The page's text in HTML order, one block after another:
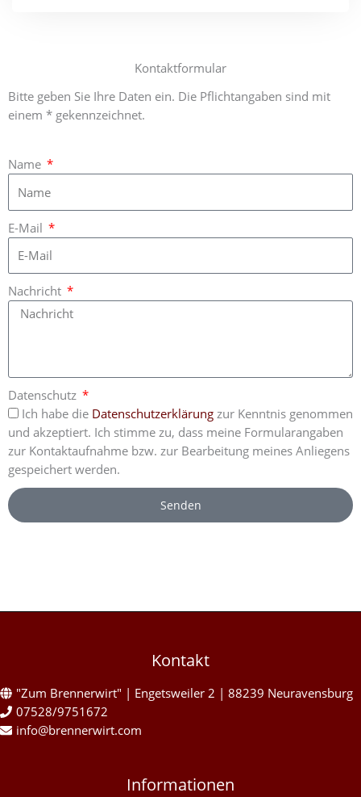
Kontaktformular
Bitte geben Sie Ihre Daten ein. Die Pflichtangaben sind mit
einem * gekennzeichnet.
Name
E-Mail
Nachricht
Datenschutz
Ich habe die Datenschutzerklärung zur Kenntnis genommen
und akzeptiert. Ich stimme zu, dass meine Formularangaben
zur Kontaktaufnahme bzw. zur Bearbeitung meines Anliegens
gespeichert werden.
Senden
Kontakt
"Zum Brennerwirt" | Engetsweiler 2 | 88239 Neuravensburg
07528/9751672
info@brennerwirt.com
Informationen